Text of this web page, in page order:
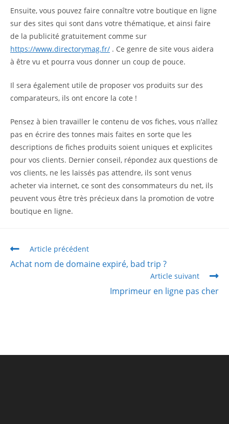
Ensuite, vous pouvez faire connaître votre boutique en ligne
sur des sites qui sont dans votre thématique, et ainsi faire
de la publicité gratuitement comme sur
https://www.directorymag.fr/ . Ce genre de site vous aidera
à être vu et pourra vous donner un coup de pouce.
Il sera également utile de proposer vos produits sur des
comparateurs, ils ont encore la cote !
Pensez à bien travailler le contenu de vos fiches, vous n’allez
pas en écrire des tonnes mais faites en sorte que les
descriptions de fiches produits soient uniques et explicites
pour vos clients. Dernier conseil, répondez aux questions de
vos clients, ne les laissés pas attendre, ils sont venus
acheter via internet, ce sont des consommateurs du net, ils
peuvent vous être très précieux dans la promotion de votre
boutique en ligne.
Article précédent
Achat nom de domaine expiré, bad trip ?
Article suivant
Imprimeur en ligne pas cher